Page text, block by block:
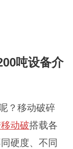
吨设备介
？移动破碎
动破搭载各
硬度、不同